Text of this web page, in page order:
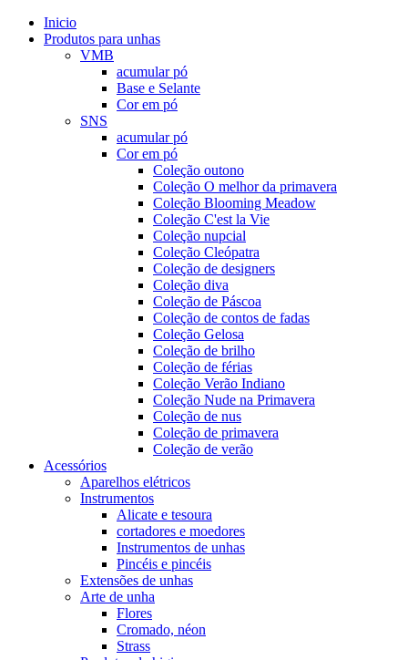
Inicio
Produtos para unhas
VMB
acumular pó
Base e Selante
Cor em pó
SNS
acumular pó
Cor em pó
Coleção outono
Coleção O melhor da primavera
Coleção Blooming Meadow
Coleção C'est la Vie
Coleção nupcial
Coleção Cleópatra
Coleção de designers
Coleção diva
Coleção de Páscoa
Coleção de contos de fadas
Coleção Gelosa
Coleção de brilho
Coleção de férias
Coleção Verão Indiano
Coleção Nude na Primavera
Coleção de nus
Coleção de primavera
Coleção de verão
Acessórios
Aparelhos elétricos
Instrumentos
Alicate e tesoura
cortadores e moedores
Instrumentos de unhas
Pincéis e pincéis
Extensões de unhas
Arte de unha
Flores
Cromado, néon
Strass